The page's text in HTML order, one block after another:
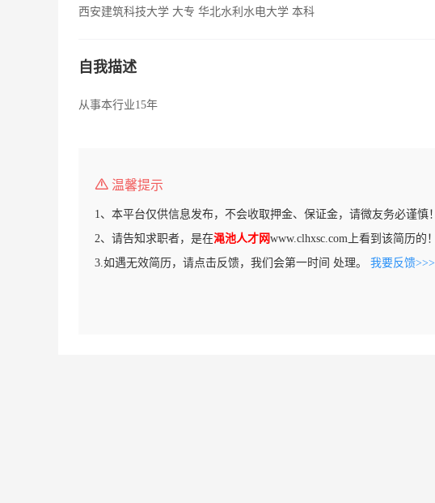
西安建筑科技大学 大专 华北水利水电大学 本科
自我描述
从事本行业15年
温馨提示
1、本平台仅供信息发布，不会收取押金、保证金，请微友务必谨慎！
2、请告知求职者，是在渑池人才网www.clhxsc.com上看到该简历的！
3.如遇无效简历，请点击反馈，我们会第一时间 处理。 我要反馈>>>